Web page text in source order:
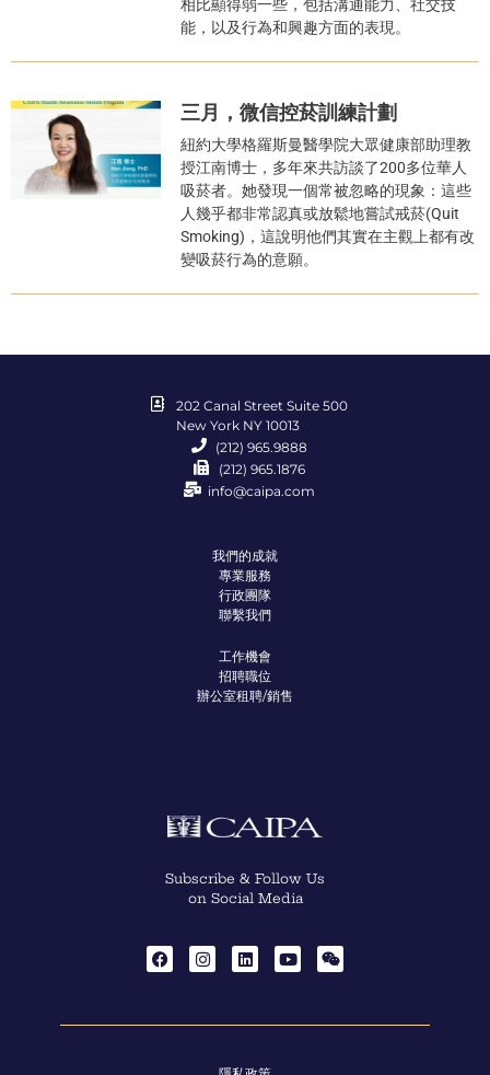
相比顯得弱一些，包括溝通能力、社交技
能，以及行為和興趣方面的表現。
三月，微信控菸訓練計劃
紐約大學格羅斯曼醫學院大眾健康部助理教
授江南博士，多年來共訪談了200多位華人
吸菸者。她發現一個常被忽略的現象：這些
人幾乎都非常認真或放鬆地嘗試戒菸(Quit
Smoking)，這說明他們其實在主觀上都有改
變吸菸行為的意願。
202 Canal Street Suite 500
New York NY 10013
(212) 965.9888
(212) 965.1876
info@caipa.com
我們的成就
專業服務
行政團隊
聯繫我們
工作機會
招聘職位
辦公室租聘/銷售
Subscribe & Follow Us
on Social Media